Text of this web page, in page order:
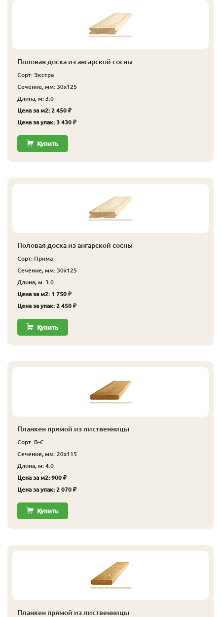
Половая доска из ангарской сосны
Сорт: Экстра
Сечение, мм: 30x125
Длина, м: 3.0
Цена за м2: 2 450 ₽
Цена за упак: 3 430 ₽
Купить
Половая доска из ангарской сосны
Сорт: Прима
Сечение, мм: 30x125
Длина, м: 3.0
Цена за м2: 1 750 ₽
Цена за упак: 2 450 ₽
Купить
Планкен прямой из лиственницы
Сорт: В-С
Сечение, мм: 20x115
Длина, м: 4.0
Цена за м2: 900 ₽
Цена за упак: 2 070 ₽
Купить
Планкен прямой из лиственницы